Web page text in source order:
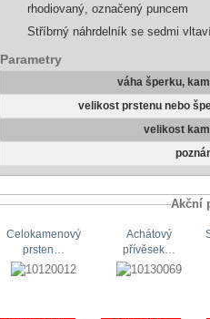
rhodiovaný, označený puncem
Stříbrný náhrdelník se sedmi
Parametry
váha šperku,
velikost prstenu nebo
velikost
Akční
Celokamenový
prsten…
Achátový
přívěsek…